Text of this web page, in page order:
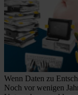
Wenn Daten zu
Noch vor wenigen